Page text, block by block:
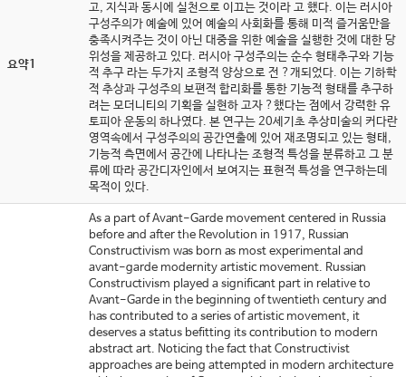
요약1
고, 지식과 동시에 실천으로 이끄는 것이라 고 했다. 이는 러시아
구성주의가 예술에 있어 예술의 사회화를 통해 미적 즐거움만을
충족시켜주는 것이 아닌 대중을 위한 예술을 실행한 것에 대한 당
위성을 제공하고 있다. 러시아 구성주의는 순수 형태추구와 기능
적 추구 라는 두가지 조형적 양상으로 전 ?개되었다. 이는 기하학
적 추상과 구성주의 보편적 합리화를 통한 기능적 형태를 추구하
려는 모더니티의 기획을 실현하 고자 ?했다는 점에서 강력한 유
토피아 운동의 하나였다. 본 연구는 20세기초 추상미술의 커다란
영역속에서 구성주의의 공간연출에 있어 재조명되고 있는 형태,
기능적 측면에서 공간에 나타나는 조형적 특성을 분류하고 그 분
류에 따라 공간디자인에서 보여지는 표현적 특성을 연구하는데
목적이 있다.
As a part of Avant-Garde movement centered in Russia
before and after the Revolution in 1917, Russian
Constructivism was born as most experimental and
avant-garde modernity artistic movement. Russian
Constructivism played a significant part in relative to
Avant-Garde in the beginning of twentieth century and
has contributed to a series of artistic movement, it
deserves a status befitting its contribution to modern
abstract art. Noticing the fact that Constructivist
approaches are being attempted in modern architecture